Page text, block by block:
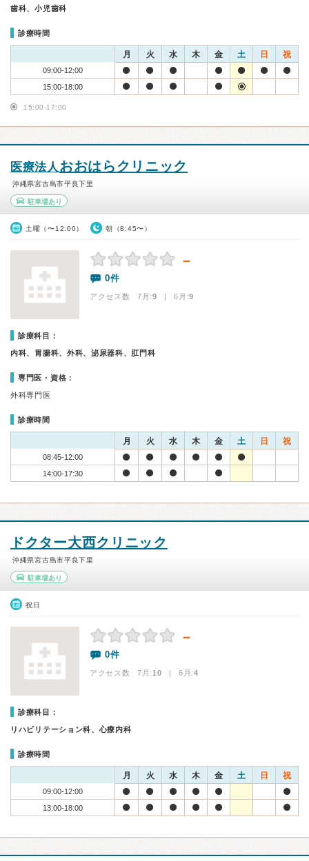
歯科、小児歯科
診療時間
月 火 水 木 金 土 日 祝
09:00-12:00
15:00-18:00
15:00-17:00
医療法人おおはらクリニック
沖縄県宮古島市平良下里
駐車場あり
土曜（〜12:00） 朝（8:45〜）
－
0件
アクセス数 7月:9 | 6月:9
診療科目：
内科、胃腸科、外科、泌尿器科、肛門科
専門医・資格：
外科専門医
診療時間
月 火 水 木 金 土 日 祝
08:45-12:00
14:00-17:30
ドクター大西クリニック
沖縄県宮古島市平良下里
駐車場あり
祝日
－
0件
アクセス数 7月:10 | 6月:4
診療科目：
リハビリテーション科、心療内科
診療時間
月 火 水 木 金 土 日 祝
09:00-12:00
13:00-18:00